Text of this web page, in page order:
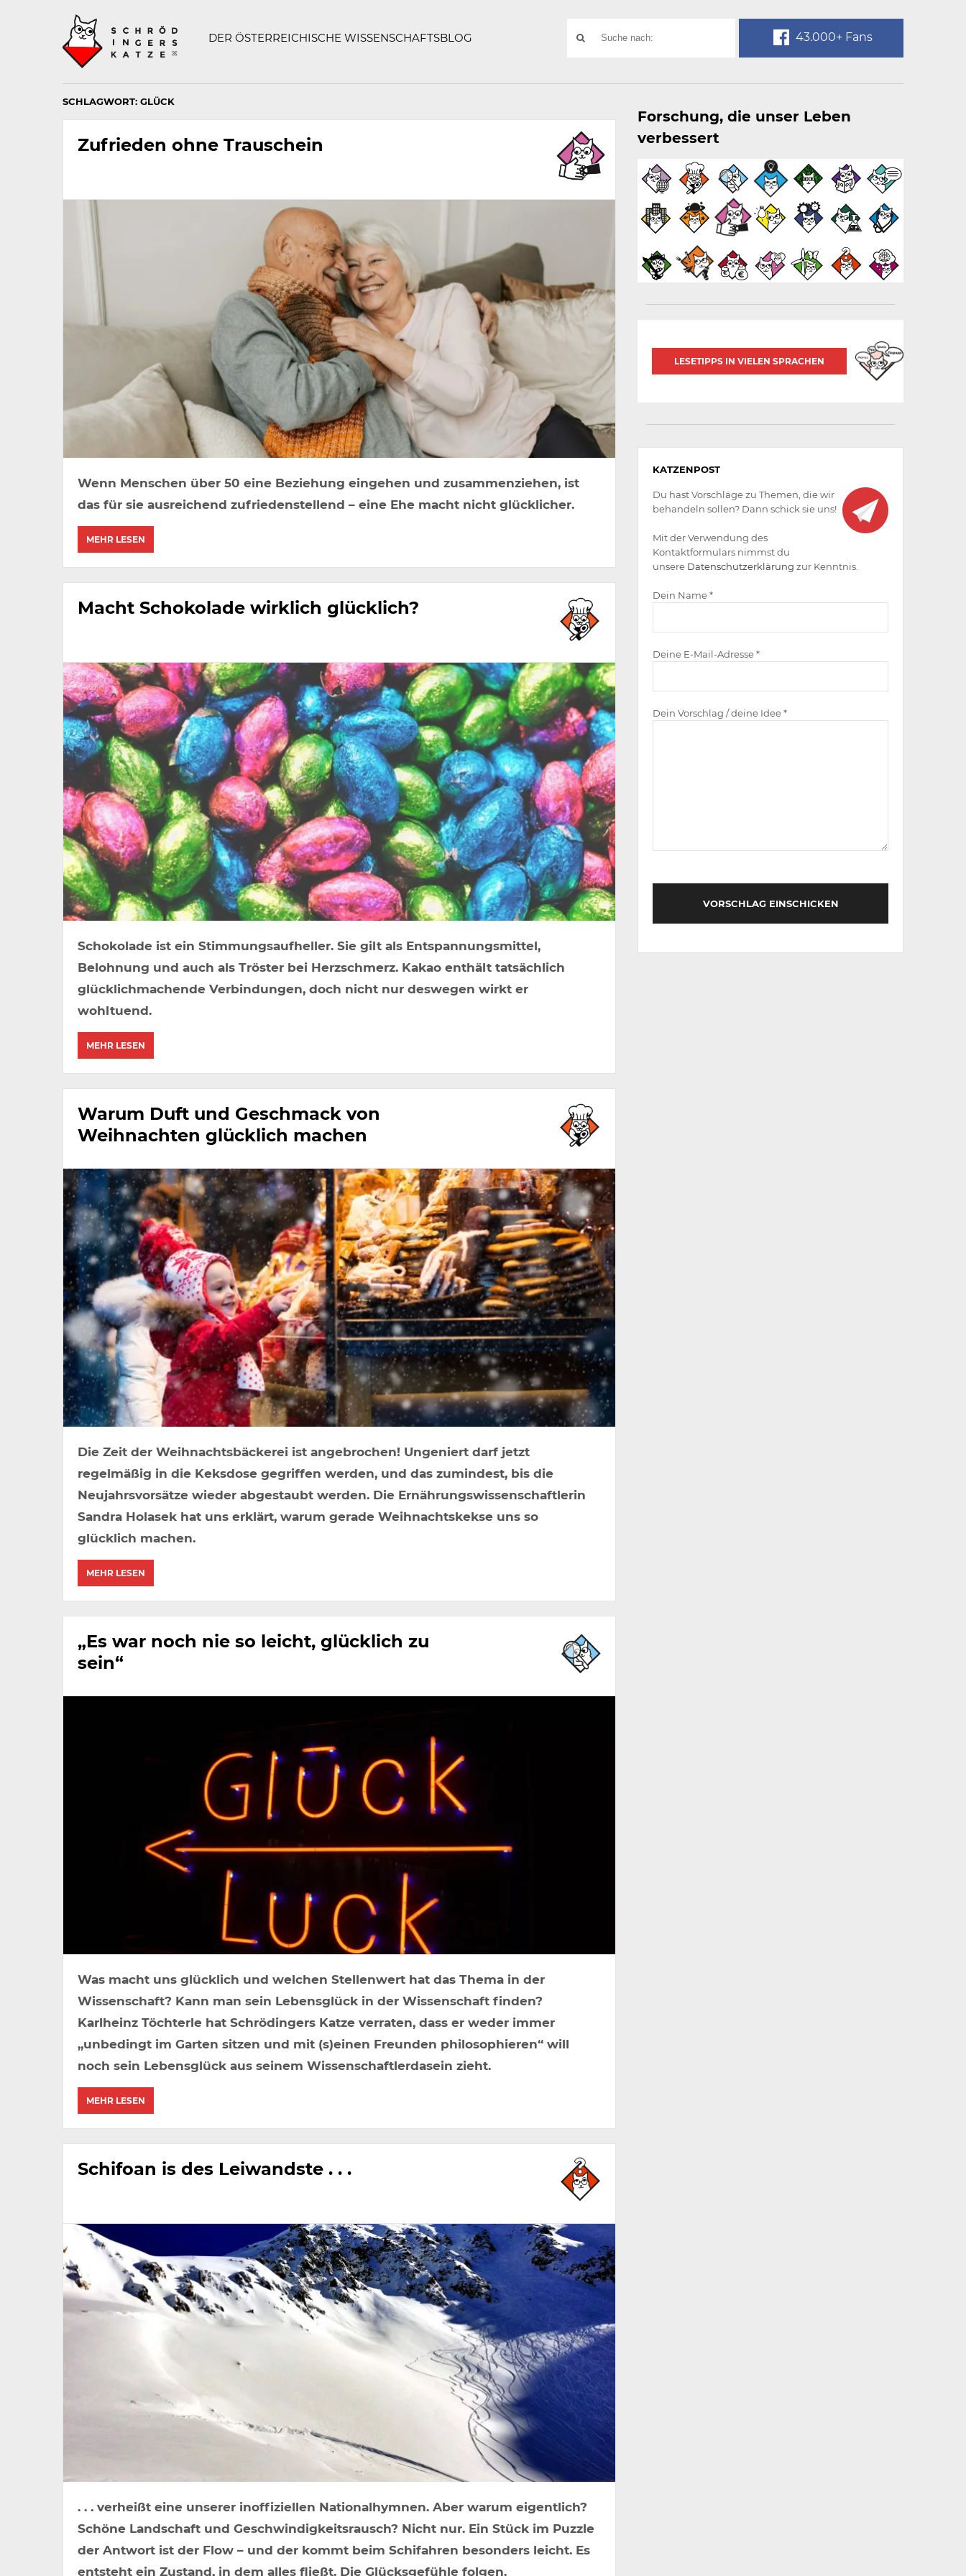
DER ÖSTERREICHISCHE WISSENSCHAFTSBLOG
SUCHE
43.000+ Fans
SCHLAGWORT: GLÜCK
Zufrieden ohne Trauschein
Wenn Menschen über 50 eine Beziehung eingehen und zusammenziehen, ist
das für sie ausreichend zufriedenstellend – eine Ehe macht nicht glücklicher.
MEHR LESEN
Macht Schokolade wirklich glücklich?
Schokolade ist ein Stimmungsaufheller. Sie gilt als Entspannungsmittel,
Belohnung und auch als Tröster bei Herzschmerz. Kakao enthält tatsächlich
glücklichmachende Verbindungen, doch nicht nur deswegen wirkt er
wohltuend.
MEHR LESEN
Warum Duft und Geschmack von
Weihnachten glücklich machen
Die Zeit der Weihnachtsbäckerei ist angebrochen! Ungeniert darf jetzt
regelmäßig in die Keksdose gegriffen werden, und das zumindest, bis die
Neujahrsvorsätze wieder abgestaubt werden. Die Ernährungswissenschaftlerin
Sandra Holasek hat uns erklärt, warum gerade Weihnachtskekse uns so
glücklich machen.
MEHR LESEN
„Es war noch nie so leicht, glücklich zu
sein“
Was macht uns glücklich und welchen Stellenwert hat das Thema in der
Wissenschaft? Kann man sein Lebensglück in der Wissenschaft finden?
Karlheinz Töchterle hat Schrödingers Katze verraten, dass er weder immer
„unbedingt im Garten sitzen und mit (s)einen Freunden philosophieren“ will
noch sein Lebensglück aus seinem Wissenschaftlerdasein zieht.
MEHR LESEN
Schifoan is des Leiwandste . . .
. . . verheißt eine unserer inoffiziellen Nationalhymnen. Aber warum eigentlich?
Schöne Landschaft und Geschwindigkeitsrausch? Nicht nur. Ein Stück im Puzzle
der Antwort ist der Flow – und der kommt beim Schifahren besonders leicht. Es
entsteht ein Zustand, in dem alles fließt. Die Glücksgefühle folgen.
Forschung, die unser Leben
verbessert
LESETIPPS IN VIELEN SPRACHEN
werden
KATZENPOST
Du hast Vorschläge zu Themen, die wir
behandeln sollen? Dann schick sie uns!
Mit der Verwendung des
Kontaktformulars nimmst du
unsere Datenschutzerklärung zur Kenntnis.
Dein Name *
Deine E-Mail-Adresse *
Dein Vorschlag / deine Idee *